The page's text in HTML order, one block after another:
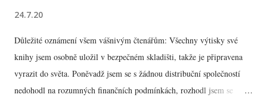
24.7.20
Důležité oznámení všem vášnivým čtenářům: Všechny výtisky své
knihy jsem osobně uložil v bezpečném skladišti, takže je připravena
vyrazit do světa. Poněvadž jsem se s žádnou distribuční společností
nedohodl na rozumných finančních podmínkách, rozhodl jsem se